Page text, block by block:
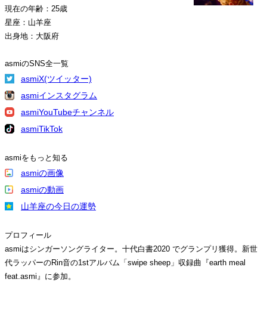
現在の年齢：25歳
星座：山羊座
出身地：大阪府
asmiのSNS全一覧
asmiX(ツイッター)
asmiインスタグラム
asmiYouTubeチャンネル
asmiTikTok
asmiをもっと知る
asmiの画像
asmiの動画
山羊座の今日の運勢
プロフィール
asmiはシンガーソングライター。十代白書2020 でグランプリ獲得。新世
代ラッパーのRin音の1stアルバム「swipe sheep」収録曲『earth meal
feat.asmi』に参加。